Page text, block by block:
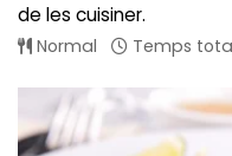
de les cuisiner.
Normal Temps